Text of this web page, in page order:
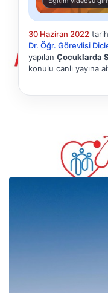
30 Haziran 2022
Dr. Öğr. Görevlisi
yapılan Çocuklarda
konulu canlı yayına